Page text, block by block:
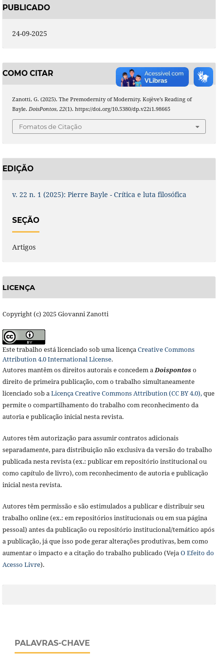
PUBLICADO
24-09-2025
COMO CITAR
Zanotti, G. (2025). The Premodernity of Modernity. Kojève’s Reading of
Bayle. DoisPontos, 22(1). https://doi.org/10.5380/dp.v22i1.98665
Fomatos de Citação
EDIÇÃO
v. 22 n. 1 (2025): Pierre Bayle - Crítica e luta filosófica
SEÇÃO
Artigos
LICENÇA
Copyright (c) 2025 Giovanni Zanotti
Este trabalho está licenciado sob uma licençaCreative Commons
Attribution 4.0 International License.
Autores mantêm os direitos autorais e concedem aDoispontoso
direito de primeira publicação, com o trabalho simultaneamente
licenciado sob aLicença Creative Commons Attribution (CC BY 4.0),que
permite o compartilhamento do trabalho com reconhecimento da
autoria e publicação inicial nesta revista.
Autores têm autorização para assumir contratos adicionais
separadamente, para distribuição não exclusiva da versão do trabalho
publicada nesta revista (ex.: publicar em repositório institucional ou
como capítulo de livro), com reconhecimento de autoria e publicação
inicial nesta revista.
Autores têm permissão e são estimulados a publicar e distribuir seu
trabalho online (ex.: em repositórios institucionais ou em sua página
pessoal) antes da publicação ou repositório institucional/temático após
a publicação, já que isso pode gerar alterações produtivas, bem como
aumentar o impacto e a citação do trabalho publicado (VejaO Efeito do
Acesso Livre).
PALAVRAS-CHAVE